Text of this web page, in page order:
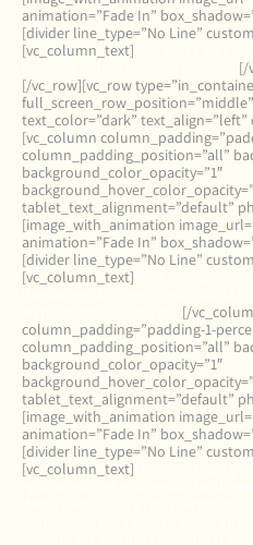
animation=”Fade In”
[divider line_type=”No Line”
[vc_column_text]
[/
[/vc_row][vc_row
text_color=”dark” text_align=”left”
[vc_column
column_padding_position=”all”
background_color_opacity=”1″
tablet_text_alignment=”default”
[image_with_animation
animation=”Fade In”
[divider line_type=”No Line”
[vc_column_text]
[/
column_padding=”padding-1-
column_padding_position=”all”
background_color_opacity=”1″
tablet_text_alignment=”default”
[image_with_animation
animation=”Fade In”
[divider line_type=”No Line”
[vc_column_text]